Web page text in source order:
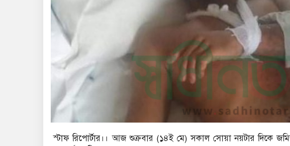
স্টাফ রিপোর্টার।। আজ শুক্রবার (১৪ই মে) সকাল সোয়া নয়টার দিকে